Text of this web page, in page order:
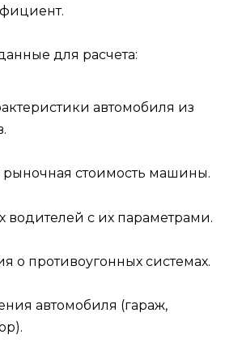
для расчета:
автомобиля из
рыночная стоимость машины.
водителей с их параметрами.
о противоугонных системах.
автомобиля (гараж,